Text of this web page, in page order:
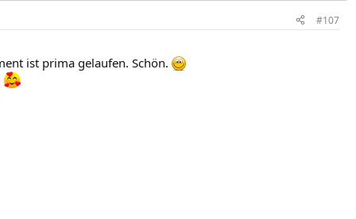
#107
ist prima gelaufen. Schön.